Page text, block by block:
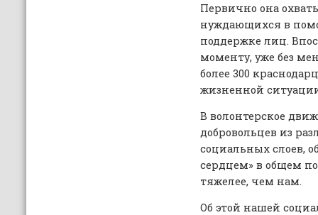
Первично она
нуждающихся в
поддержке лиц.
моменту, уже без
более 300
жизненной
В волонтерское
добровольцев из
социальных слоев,
сердцем» в общем
тяжелее, чем нам.
Об этой нашей